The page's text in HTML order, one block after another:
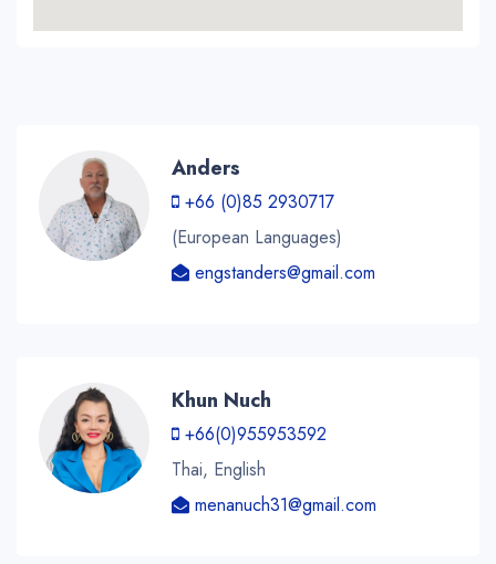
Anders
+66 (0)85 2930717
(European Languages)
engstanders@gmail.com
Khun Nuch
+66(0)955953592
Thai, English
menanuch31@gmail.com